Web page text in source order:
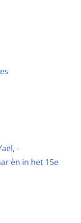
-
èn in het 15e